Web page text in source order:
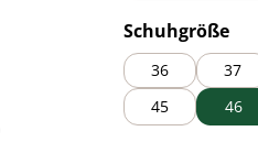
Schuhgröße
36 37
45
46